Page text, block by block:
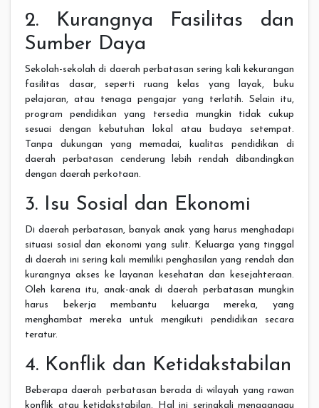
2. Kurangnya Fasilitas dan
Sumber Daya
Sekolah-sekolah di daerah perbatasan sering kali kekurangan
fasilitas dasar, seperti ruang kelas yang layak, buku
pelajaran, atau tenaga pengajar yang terlatih. Selain itu,
program pendidikan yang tersedia mungkin tidak cukup
sesuai dengan kebutuhan lokal atau budaya setempat.
Tanpa dukungan yang memadai, kualitas pendidikan di
daerah perbatasan cenderung lebih rendah dibandingkan
dengan daerah perkotaan.
3. Isu Sosial dan Ekonomi
Di daerah perbatasan, banyak anak yang harus menghadapi
situasi sosial dan ekonomi yang sulit. Keluarga yang tinggal
di daerah ini sering kali memiliki penghasilan yang rendah dan
kurangnya akses ke layanan kesehatan dan kesejahteraan.
Oleh karena itu, anak-anak di daerah perbatasan mungkin
harus bekerja membantu keluarga mereka, yang
menghambat mereka untuk mengikuti pendidikan secara
teratur.
4. Konflik dan Ketidakstabilan
Beberapa daerah perbatasan berada di wilayah yang rawan
konflik atau ketidakstabilan. Hal ini seringkali mengganggu